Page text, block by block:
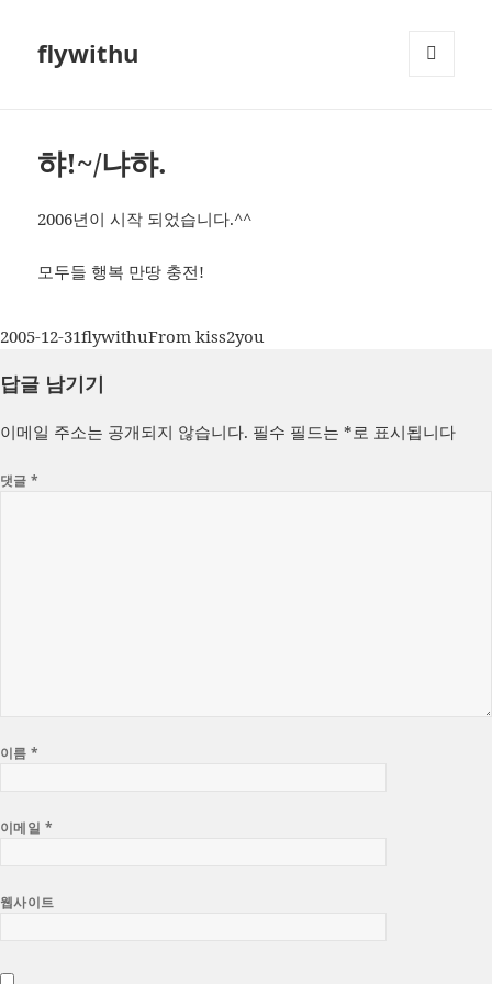
flywithu
햐!~/냐햐.
2006년이 시작 되었습니다.^^
모두들 행복 만땅 충전!
작
일
2005-12-31글
이
flywithu카
From kiss2you
답글 남기기
이메일 주소는 공개되지 않습니다. 필수 필드는 *로 표시됩니다
댓글*
이름*
이메일 *
웹사이트